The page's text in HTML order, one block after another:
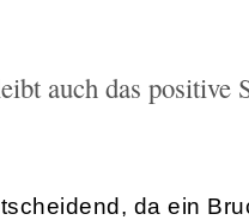
auch das positive
da ein